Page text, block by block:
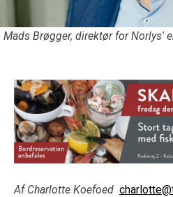
Mads Brøgger, direktør for Norlys'
Af Charlotte Koefoed